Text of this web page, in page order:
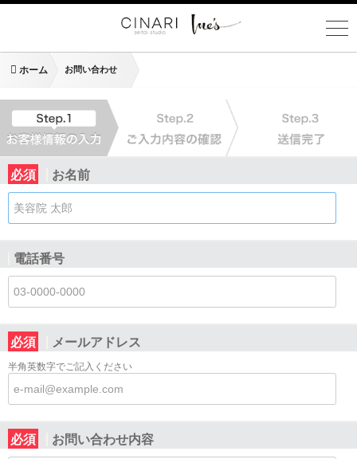
ホーム お問い合わせ
お名前
必須
電話番号
メールアドレス
必須
半角英数字でご記入ください
お問い合わせ内容
必須